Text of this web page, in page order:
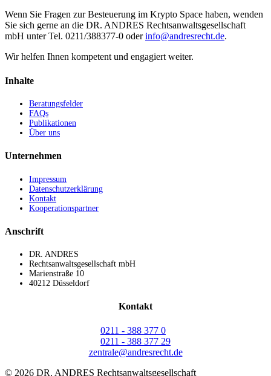
Wenn Sie Fragen zur Besteuerung im Krypto Space haben, wenden
Sie sich gerne an die DR. ANDRES Rechtsanwaltsgesellschaft
mbH unter Tel. 0211/388377-0 oderinfo@andresrecht.de.
Wir helfen Ihnen kompetent und engagiert weiter.
Inhalte
Beratungsfelder
FAQs
Publikationen
Über uns
Unternehmen
Impressum
Datenschutzerklärung
Kontakt
Kooperationspartner
Anschrift
DR. ANDRES
Rechtsanwaltsgesellschaft mbH
Marienstraße 10
40212 Düsseldorf
Kontakt
0211 - 388 377 0
0211 - 388 377 29
zentrale@andresrecht.de
© 2026 DR. ANDRES Rechtsanwaltsgesellschaft